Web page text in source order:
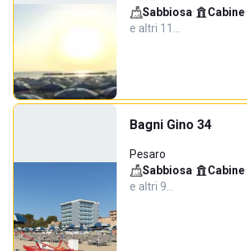
Sabbiosa· Cabine·
e altri 11…
Bagni Gino 34
Pesaro
Sabbiosa· Cabine·
e altri 9…